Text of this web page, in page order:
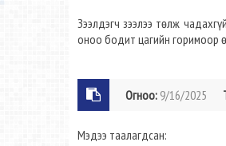
Зээлдэгч зээлээ төлж
оноо бодит цагийн горимоор
Огноо: 9/16/2025
Мэдээ таалагдсан: